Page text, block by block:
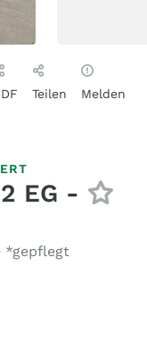
Teilen Melden
EG -
*gepflegt